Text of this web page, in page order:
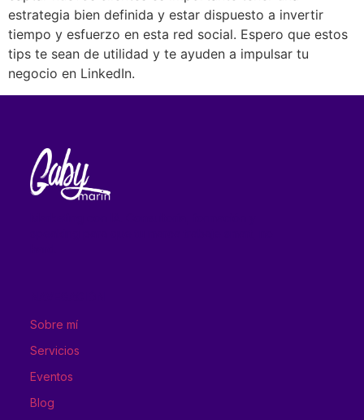
estrategia bien definida y estar dispuesto a invertir
tiempo y esfuerzo en esta red social. Espero que estos
tips te sean de utilidad y te ayuden a impulsar tu
negocio en LinkedIn.
Sobre mí
Servicios
Eventos
Blog